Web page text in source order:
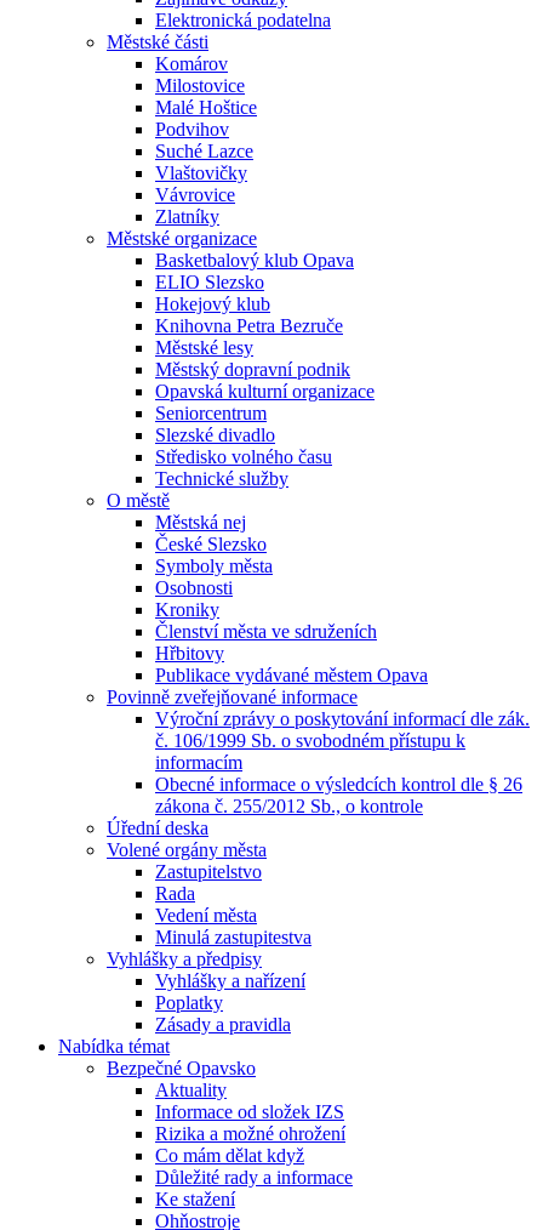
Elektronická podatelna
Městské části
Komárov
Milostovice
Malé Hoštice
Podvihov
Suché Lazce
Vlaštovičky
Vávrovice
Zlatníky
Městské organizace
Basketbalový klub Opava
ELIO Slezsko
Hokejový klub
Knihovna Petra Bezruče
Městské lesy
Městský dopravní podnik
Opavská kulturní organizace
Seniorcentrum
Slezské divadlo
Středisko volného času
Technické služby
O městě
Městská nej
České Slezsko
Symboly města
Osobnosti
Kroniky
Členství města ve sdruženích
Hřbitovy
Publikace vydávané městem Opava
Povinně zveřejňované informace
Výroční zprávy o poskytování informací dle zák.
č. 106/1999 Sb. o svobodném přístupu k
informacím
Obecné informace o výsledcích kontrol dle § 26
zákona č. 255/2012 Sb., o kontrole
Úřední deska
Volené orgány města
Zastupitelstvo
Rada
Vedení města
Minulá zastupitestva
Vyhlášky a předpisy
Vyhlášky a nařízení
Poplatky
Zásady a pravidla
Nabídka témat
Bezpečné Opavsko
Aktuality
Informace od složek IZS
Rizika a možné ohrožení
Co mám dělat když
Důležité rady a informace
Ke stažení
Ohňostroje